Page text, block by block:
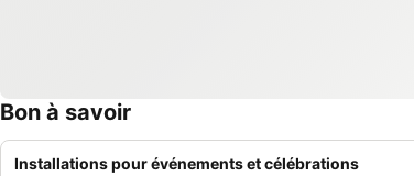
Bon à savoir
Installations pour événements et célébrations